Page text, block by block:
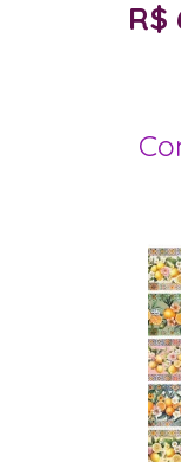
R$